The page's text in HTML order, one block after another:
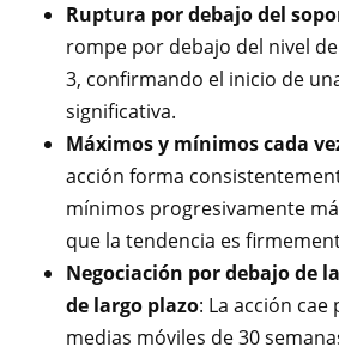
Ruptura por debajo del
rompe por debajo del nivel
3, confirmando el inicio de
significativa.
Máximos y mínimos cada
acción forma
mínimos progresivamente
que la tendencia es
Negociación por debajo de
de largo plazo: La acción
medias móviles de 30